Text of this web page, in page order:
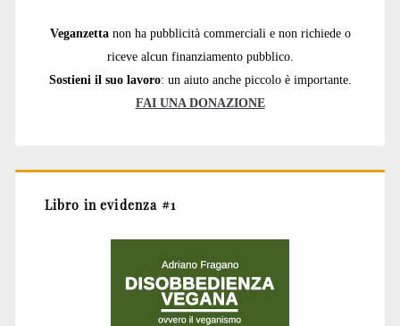
Veganzetta non ha pubblicità commerciali e non richiede o
riceve alcun finanziamento pubblico.
Sostieni il suo lavoro: un aiuto anche piccolo è importante.
FAI UNA DONAZIONE
Libro in evidenza #1